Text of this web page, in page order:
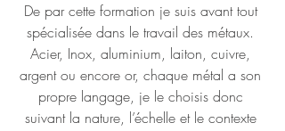
De par cette formation je suis avant tout
spécialisée dans le travail des métaux.
Acier, Inox, aluminium, laiton, cuivre,
argent ou encore or, chaque métal a son
propre langage, je le choisis donc
suivant la nature, l’échelle et le contexte